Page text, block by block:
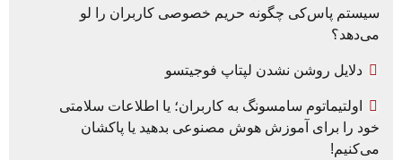
سیستم پاس‌کی چگونه حریم خصوصی کاربران را لو
می‌دهد؟
دلایل روشن نشدن لپتاپ فوجیتسو
اولتیماتوم سامسونگ به کاربران؛ یا اطلاعات سلامتی
خود را برای آموزش هوش مصنوعی بدهید یا پاکشان
می‌کنیم!